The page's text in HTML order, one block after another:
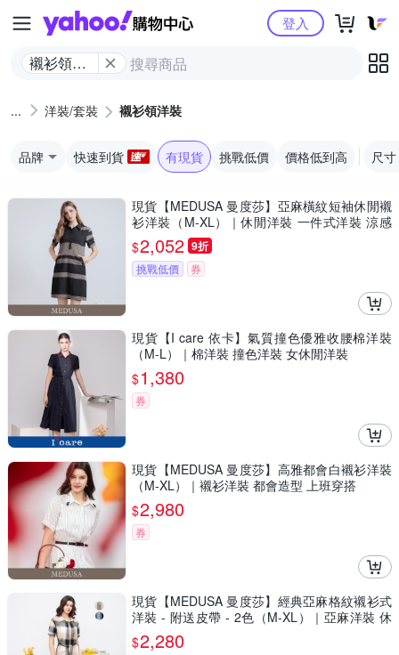
Yahoo購物中心
襯衫領洋
登入
洋裝/套裝 襯衫領洋裝
品牌 快速到貨 有現貨 挑戰低價 價格低到高 尺寸
現貨【MEDUSA 曼度莎】亞麻橫紋短袖休閒襯
衫洋裝（M-XL）｜休閒洋裝 一件式洋裝 涼感
透氣亞麻
$2,052 9折
挑戰低價 券
現貨【I care 依卡】氣質撞色優雅收腰棉洋裝
（M-L）｜棉洋裝 撞色洋裝 女休閒洋裝
$1,380
券
現貨【MEDUSA 曼度莎】高雅都會白襯衫洋裝
（M-XL）｜襯衫洋裝 都會造型 上班穿搭
$2,980
券
現貨【MEDUSA 曼度莎】經典亞麻格紋襯衫式
洋裝 - 附送皮帶 - 2色（M-XL）｜亞麻洋裝 休
閒穿搭
$2,280